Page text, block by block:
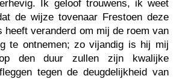
Ik geloof trouwens, ik weet
de wijze tovenaar Frestoen deze
heeft veranderd om mij de roem van
te ontnemen; zo vijandig is hij mij
den duur zullen zijn kwalijke
tegen de deugdelijkheid van